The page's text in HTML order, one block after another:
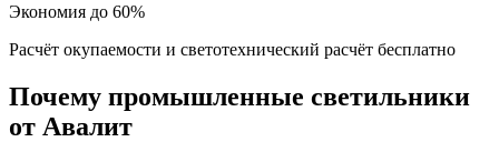
Экономия до 60%
Расчёт окупаемости и светотехнический расчёт бесплатно
Почему промышленные светильники
от Авалит